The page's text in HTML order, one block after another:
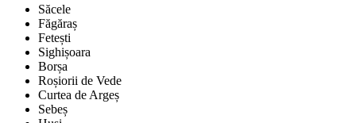
Săcele
Făgăraș
Fetești
Sighișoara
Borșa
Roșiorii de Vede
Curtea de Argeș
Sebeș